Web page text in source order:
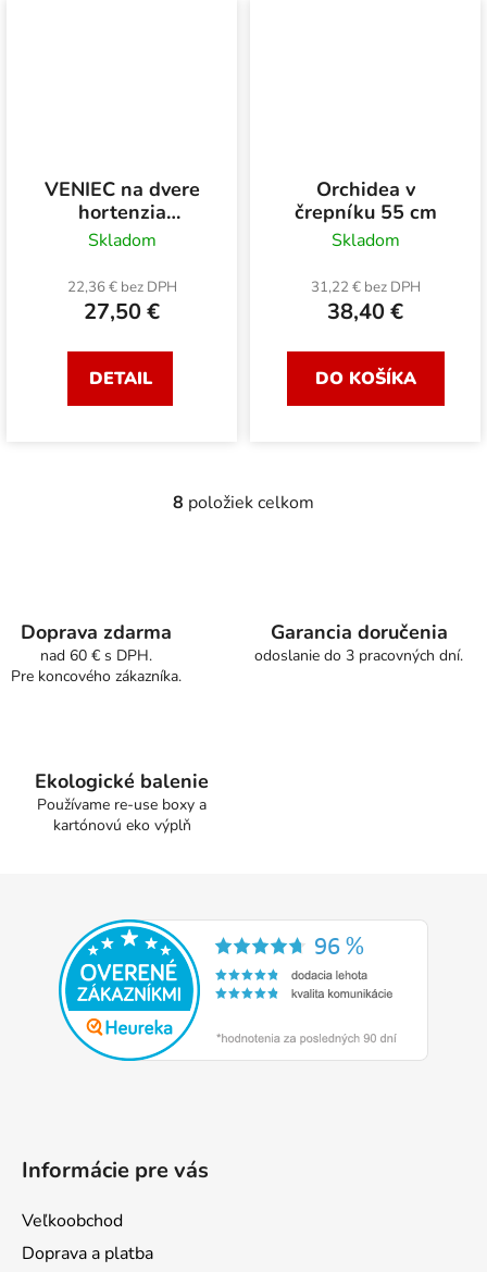
VENIEC na dvere
hortenzia
hortenzia lalia 40
Skladom
22,36 € bez DPH
27,50 €
DETAIL
Orchidea v
črepníku 55 cm
Skladom
31,22 € bez DPH
38,40 €
DO KOŠÍKA
O
i
s
u
8 položiek celkom
Doprava zdarma
nad 60 € s DPH.
Pre koncového zákazníka.
Garancia doručenia
odoslanie do 3 pracovných dní.
Ekologické balenie
Používame re-use boxy a
kartónovú eko výplň
Informácie pre vás
Veľkoobchod
Doprava a platba